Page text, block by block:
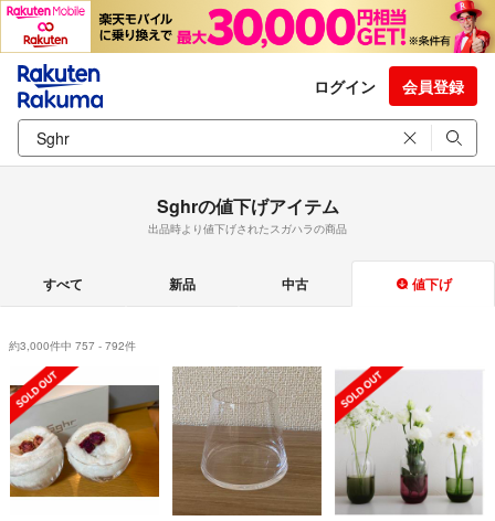
ログイン 会員登録
Sghrの値下げアイテム
出品時より値下げされたスガハラの商品
すべて 新品 中古 値下げ
約3,000件中 757 - 792件